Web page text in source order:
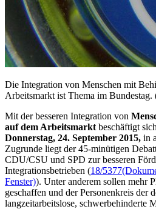
Die Integration von Menschen mit
Arbeitsmarkt ist Thema im
Mit der besseren Integration von
auf dem Arbeitsmarkt beschäftigt
Donnerstag, 24. September 2015, in
Zugrunde liegt der 45-minütigen
CDU/CSU und SPD zur besseren
Integrationsbetrieben (18/5377
Fenster)). Unter anderem sollen mehr
geschaffen und der Personenkreis der
langzeitarbeitslose, schwerbehinderte